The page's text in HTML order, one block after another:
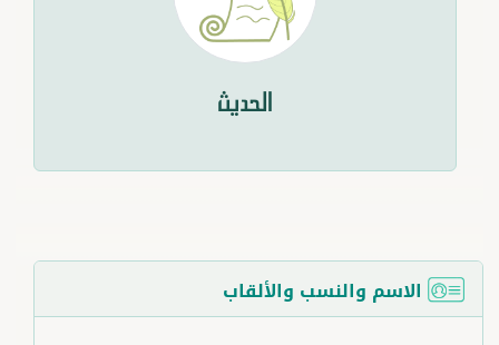
الحديث
الاسم والنسب والألقاب